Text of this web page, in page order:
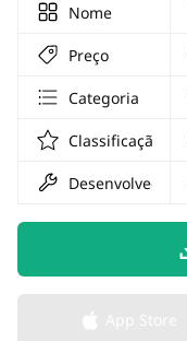
Nome
Preço
Categoria
Classificação
Desenvolvedor